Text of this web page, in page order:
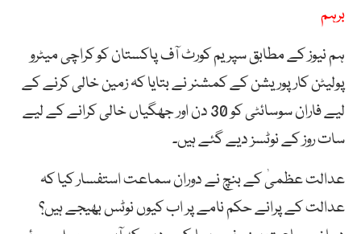
برہم
ہم نیوز کے مطابق سپریم کورٹ آف پاکستان کو کراچی میٹرو
پولیٹن کارپوریشن کے کمشنر نے بتایا کہ زمین خالی کرنے کے
لیے فاران سوسائٹی کو 30 دن اور جھگیاں خالی کرانے کے لیے
سات روز کے نوٹسز دیے گئے ہیں۔
عدالت عظمیٰ کے بنچ نے دوران سماعت استفسار کیا کہ
عدالت کے پرانے حکم نامے پر اب کیوں نوٹس بھیجے ہیں؟